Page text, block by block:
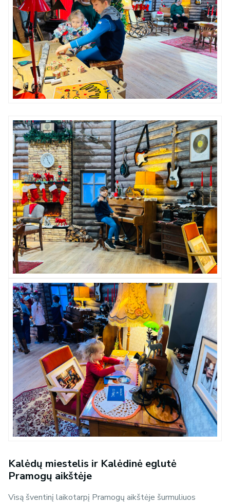
Kalėdų miestelis ir Kalėdinė eglutė
Pramogų aikštėje
Visą šventinį laikotarpį Pramogų aikštėje šurmuliuos